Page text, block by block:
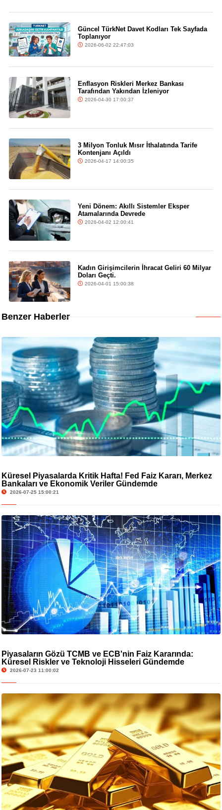
Güncel TürkNet Davet Kodları Tek Sayfada
Toplanıyor
2026-06-02 22:47:03
Enflasyon Riskleri Merkez Bankası
Tarafından Yakından İzleniyor
2026-04-30 17:00:37
3 Milyon Tonluk Mısır İthalatında Tarife
Kontenjanı Açıldı
2026-04-17 14:00:35
Yeni Dönem: Akıllı Sistemler Eksper
Atamalarında Devrede
2026-04-02 12:00:41
Kadın Girişimcilerin İhracat Geliri 60 Milyar
Doları Geçti.
2026-04-01 15:00:38
Benzer Haberler
Küresel Piyasalarda Kritik Hafta! Fed Faiz Kararı, Merkez
Bankaları ve Ekonomik Veriler Gündemde
2026-07-25 15:00:21
Piyasaların Gözü TCMB ve ECB'nin Faiz Kararında:
Küresel Riskler ve Teknoloji Hisseleri Gündemde
2026-07-23 11:00:02